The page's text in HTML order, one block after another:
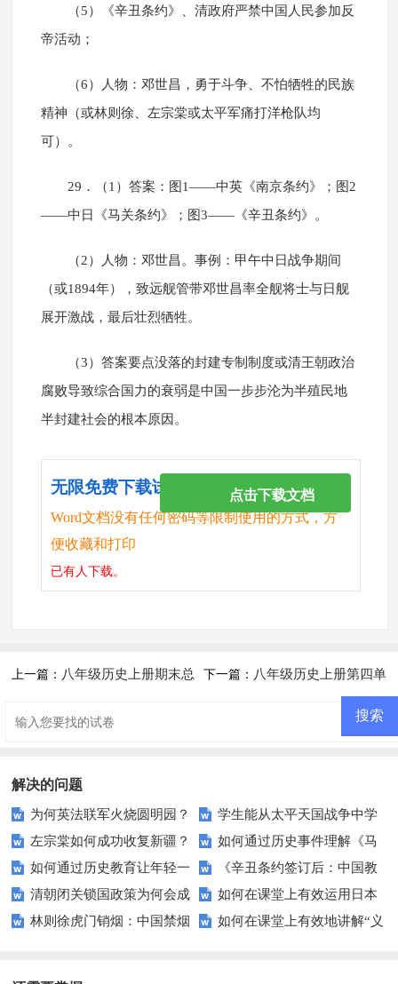
（5）《辛丑条约》、清政府严禁中国人民参加反
帝活动；
（6）人物：邓世昌，勇于斗争、不怕牺牲的民族
精神（或林则徐、左宗棠或太平军痛打洋枪队均
可）。
29．（1）答案：图1——中英《南京条约》；图2
——中日《马关条约》；图3——《辛丑条约》。
（2）人物：邓世昌。事例：甲午中日战争期间
（或1894年），致远舰管带邓世昌率全舰将士与日舰
展开激战，最后壮烈牺牲。
（3）答案要点没落的封建专制制度或清王朝政治
腐败导致综合国力的衰弱是中国一步步沦为半殖民地
半封建社会的根本原因。
无限免费下载试卷
Word文档没有任何密码等限制使用的方式，方
便收藏和打印
已有人下载。
点击下载文档
上一篇： 八年级历史上册期末总 下一篇： 八年级历史上册第四单
解决的问题
为何英法联军火烧圆明园？
背后隐藏的历史真相
学生能从太平天国战争中学
到什么？——历史教育中的战略
与领导力
左宗棠如何成功收复新疆？
背后的战略与影响
如何通过历史事件理解《马
关条约》背后的国际局势？
如何通过历史教育让年轻一
代理解八国联军侵华战争？
《辛丑条约签订后：中国教
育体系面临的挑战与变革》
清朝闭关锁国政策为何会成
为阻碍发展的绊脚石？
如何在课堂上有效运用日本
明治维新案例提升学生的历史兴
林则徐虎门销烟：中国禁烟
如何在课堂上有效地讲解“义